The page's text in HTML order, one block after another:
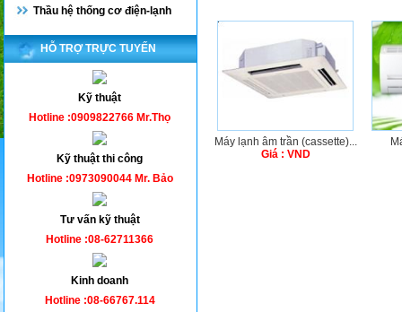
Thầu hệ thống cơ điện-lạnh
HỖ TRỢ TRỰC TUYẾN
Kỹ thuật
Hotline :0909822766 Mr.Thọ
Kỹ thuật thi công
Hotline :0973090044 Mr. Bảo
Tư vấn kỹ thuật
Hotline :08-62711366
Kinh doanh
Hotline :08-66767.114
Máy lạnh âm trần (cassette)...
Giá : VND